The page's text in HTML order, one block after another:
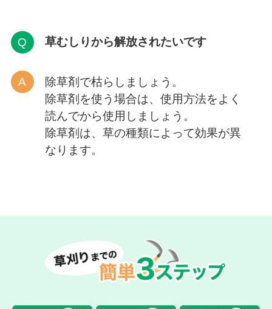
草むしりから解放されたいです
除草剤で枯らしましょう。
除草剤を使う場合は、使用方法をよく
読んでから使用しましょう。
除草剤は、草の種類によって効果が異
なります。